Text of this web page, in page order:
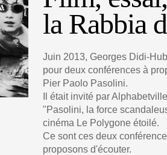
la Rabbia
Juin 2013, Georges Didi-
pour deux conférences à
Pier Paolo Pasolini.
Il était invité par
"Pasolini, la force
cinéma Le Polygone étoilé.
Ce sont ces deux
proposons d'écouter.